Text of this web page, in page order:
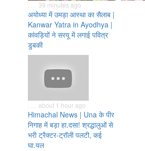
. . . 39 minutes ago
अयोध्या में उमड़ा आस्था का सैलाब |
Kanwar Yatra in Ayodhya |
कांवड़ियों ने सरयू में लगाई पवित्र
डुबकी
. . . about 1 hour ago
Himachal News | Una के पीर
निगाह में बड़ा हा.दसा! श्रद्धालुओं से
भरी ट्रैक्टर-ट्रॉली पलटी, कई
घा.यल